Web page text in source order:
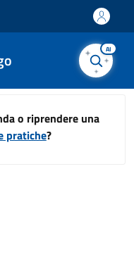
AI
o riprendere una
pratiche?